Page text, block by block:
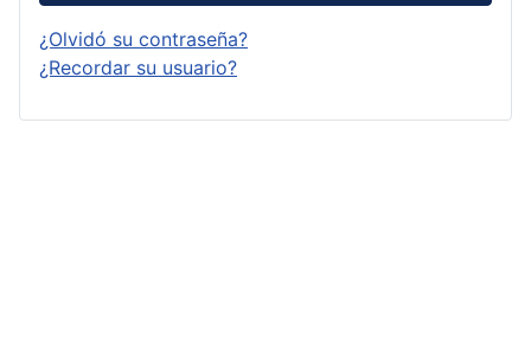
¿Olvidó su contraseña?
¿Recordar su usuario?